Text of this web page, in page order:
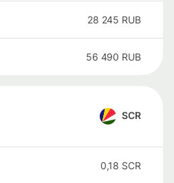
28 245 RUB
56 490 RUB
SCR
0,18 SCR